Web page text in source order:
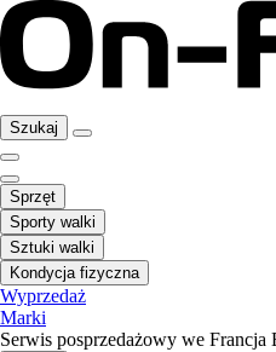
Szukaj
Sprzęt
Sporty walki
Sztuki walki
Kondycja fizyczna
Wyprzedaż
Marki
Serwis posprzedażowy we Francja